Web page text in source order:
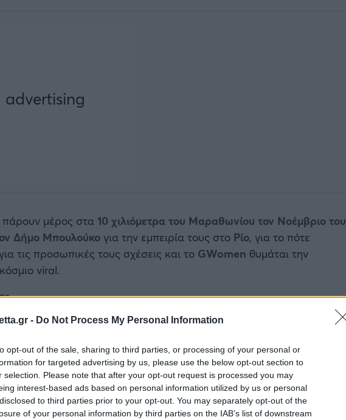
- Do Not Process My Personal Information
opt-out of the sale, sharing to third parties, or processing of your personal or
for targeted advertising by us, please use the below opt-out section to
selection. Please note that after your opt-out request is processed you may
interest-based ads based on personal information utilized by us or personal
to third parties prior to your opt-out. You may separately opt-out of the
of your personal information by third parties on the IAB’s list of downstream
πάρουν μέρος στα 10 χιλιόμετρα του Μαραθωνίου τον Νοέμβριο του
Δήμο Μπουλούκο για την εμπειρία τους στο Ρίο, για το πότε
τις προσωπικές τους σχέσεις και το GWomen θυμάται την
viral.